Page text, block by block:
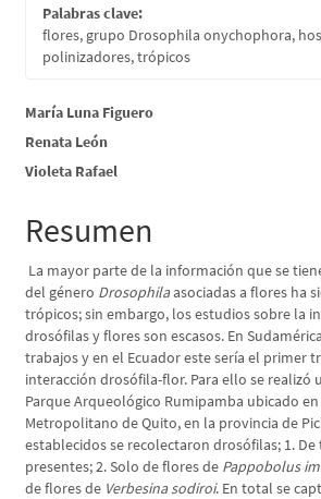
Palabras clave:
flores, grupo Drosophila onychophora,
polinizadores, trópicos
Contenido
principal
del
artículo
María Luna Figuero
Renata León
Violeta Rafael
Resumen
La mayor parte de la información que se
del género Drosophilaasociadas a flores ha
trópicos; sin embargo, los estudios sobre la
drosófilas y flores son escasos. En
trabajos y en el Ecuador este sería el primer
interacción drosófila-flor. Para ello se realizó
Parque Arqueológico Rumipamba ubicado
Metropolitano de Quito, en la provincia de
establecidos se recolectaron drosófilas; 1.
presentes; 2. Solo de flores de Pappobolus
de flores de Verbesina sodiroi. En total se